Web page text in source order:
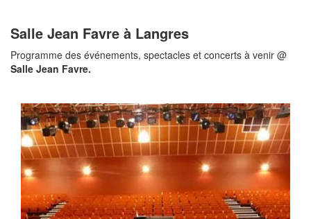
Salle Jean Favre à Langres
Programme des événements, spectacles et concerts à venir @
Salle Jean Favre.